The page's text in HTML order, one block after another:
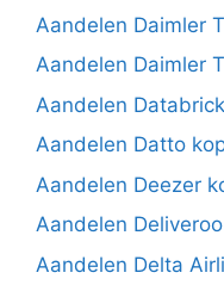
Aandelen Daimler
Aandelen Daimler
Aandelen
Aandelen Datto
Aandelen Deezer
Aandelen
Aandelen Delta